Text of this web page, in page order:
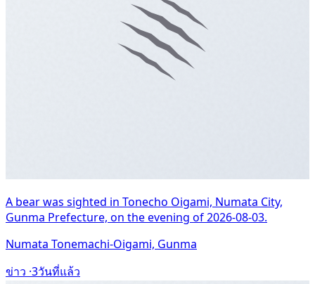
A bear was sighted in Tonecho Oigami, Numata City,
Gunma Prefecture, on the evening of 2026-08-03.
Numata Tonemachi-Oigami, Gunma
ข่าว ·3วันที่แล้ว